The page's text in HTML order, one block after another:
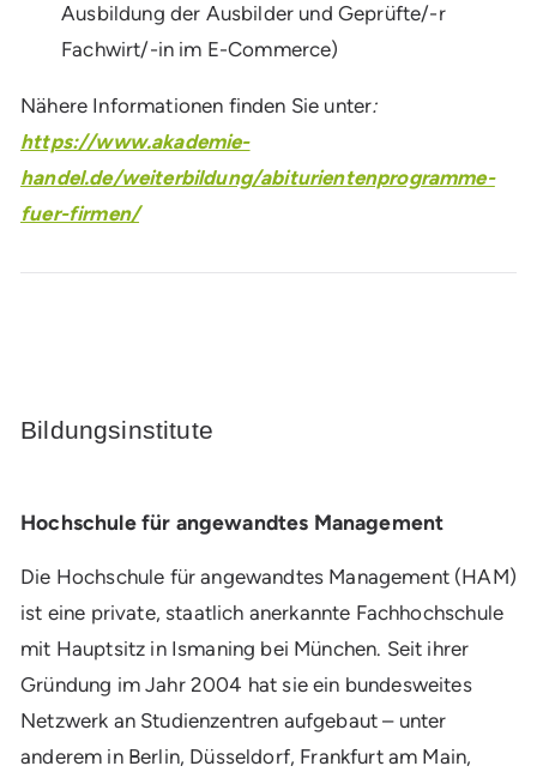
Ausbildung der Ausbilder und Geprüfte/-r
Fachwirt/-in im E-Commerce)
Nähere Informationen finden Sie unter:
https://www.akademie-
handel.de/weiterbildung/abiturientenprogramme-
fuer-firmen/
Bildungsinstitute
Hochschule für angewandtes Management
Die Hochschule für angewandtes Management (HAM)
ist eine private, staatlich anerkannte Fachhochschule
mit Hauptsitz in Ismaning bei München. Seit ihrer
Gründung im Jahr 2004 hat sie ein bundesweites
Netzwerk an Studienzentren aufgebaut – unter
anderem in Berlin, Düsseldorf, Frankfurt am Main,